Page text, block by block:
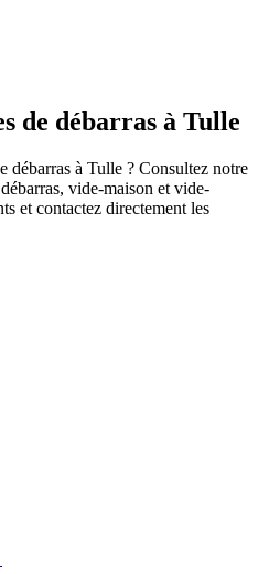
de débarras à Tulle
débarras à Tulle ? Consultez notre
vide-maison et vide-
et contactez directement les